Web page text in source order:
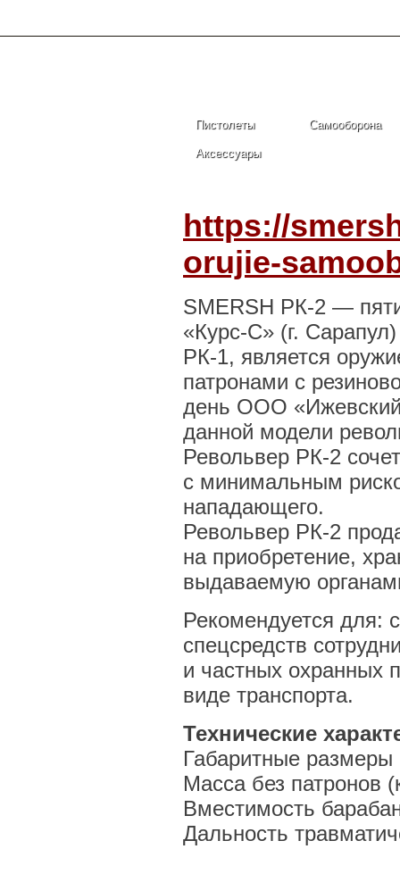
Пистолеты Самооборона
Аксессуары
https://
orujie-
SMERSH РК-2 —
«Курс-С» (г.
РК-1, является
патронами с
день ООО
данной модели
Револьвер РК-2
с минимальным
нападающего.
Револьвер РК-2
на приобретение,
выдаваемую
Рекомендуется для:
спецсредств
и частных охранных
виде транспорта.
Технические
Габаритные
Масса без патронов
Вместимость
Дальность